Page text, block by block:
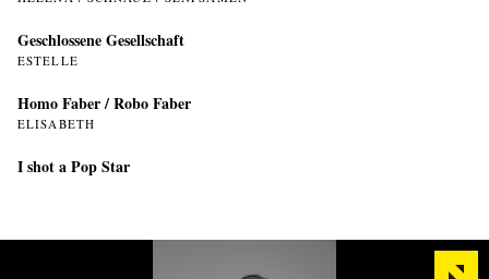
Geschlossene Gesellschaft
ESTELLE
Homo Faber / Robo Faber
ELISABETH
I shot a Pop Star